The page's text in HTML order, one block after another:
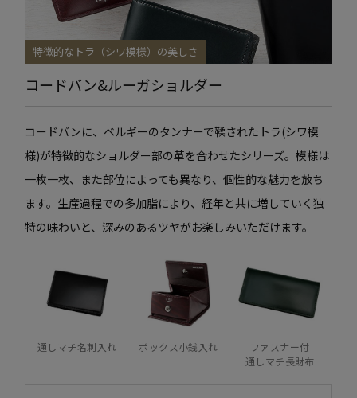
コードバン&ルーガショルダー
特徴的なトラ（シワ模様）の美しさ
コードバンに、ベルギーのタンナーで鞣されたトラ(シワ模
様)が特徴的なショルダー部の革を合わせたシリーズ。模様は
一枚一枚、また部位によっても異なり、個性的な魅力を放ち
ます。生産過程での多加脂により、経年と共に増していく独
特の味わいと、深みのあるツヤがお楽しみいただけます。
通しマチ名刺入れ ボックス小銭入れ
ファスナー付
通しマチ長財布